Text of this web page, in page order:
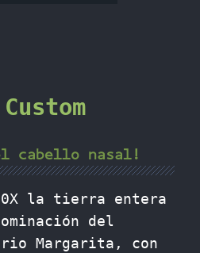
cabello nasal!
la tierra entera
del
Margarita, con